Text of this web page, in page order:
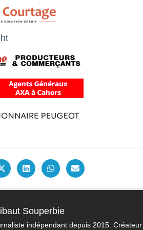
Souperbie
indépendant depuis 2015.